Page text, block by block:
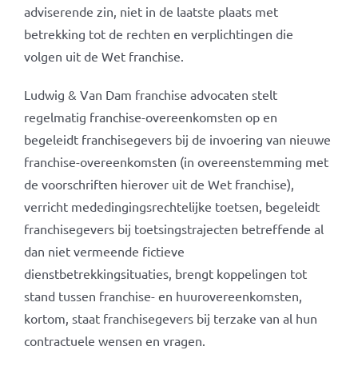
adviserende zin, niet in de laatste plaats met
betrekking tot de rechten en verplichtingen die
volgen uit de Wet franchise.
Ludwig & Van Dam franchise advocaten stelt
regelmatig franchise-overeenkomsten op en
begeleidt franchisegevers bij de invoering van nieuwe
franchise-overeenkomsten (in overeenstemming met
de voorschriften hierover uit de Wet franchise),
verricht mededingingsrechtelijke toetsen, begeleidt
franchisegevers bij toetsingstrajecten betreffende al
dan niet vermeende fictieve
dienstbetrekkingsituaties, brengt koppelingen tot
stand tussen franchise- en huurovereenkomsten,
kortom, staat franchisegevers bij terzake van al hun
contractuele wensen en vragen.